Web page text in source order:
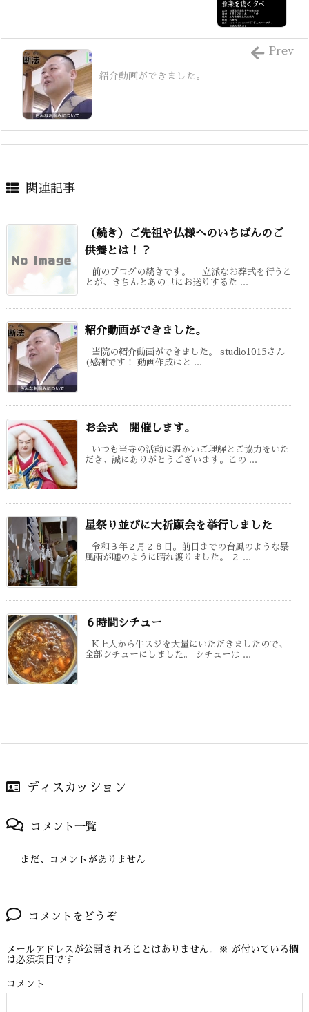
紹介動画ができました。
Prev
関連記事
（続き）ご先祖や仏様へのいちばんのご
供養とは！？
前のブログの続きです。 「立派なお葬式を行うこ
とが、きちんとあの世にお送りするた ...
紹介動画ができました。
当院の紹介動画ができました。 studio1015さん
(感謝です！ 動画作成はと ...
お会式 開催します。
いつも当寺の活動に温かいご理解とご協力をいた
だき、誠にありがとうございます。この ...
星祭り並びに大祈願会を挙行しました
令和３年２月２８日。前日までの台風のような暴
風雨が嘘のように晴れ渡りました。 ２ ...
６時間シチュー
K上人から牛スジを大量にいただきましたので、
全部シチューにしました。 シチューは ...
ディスカッション
コメント一覧
まだ、コメントがありません
コメントをどうぞ
メールアドレスが公開されることはありません。 ※ が付いている欄
は必須項目です
コメント